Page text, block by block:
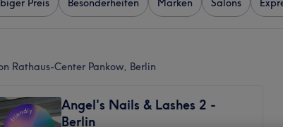
Preis Besonderheiten Marken Salons
Rathaus-Center Pankow, Berlin
Angel's Nails & Lashes 2 -
Berlin